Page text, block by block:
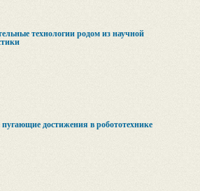
технологии родом из научной
достижения в робототехнике